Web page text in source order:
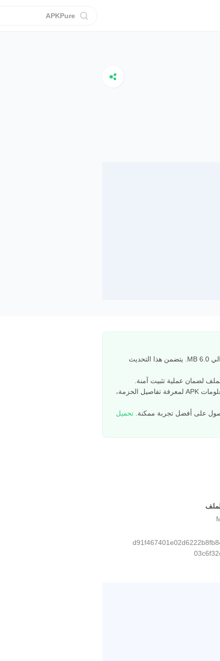
APKPure
أحاديث منتشرة لا تصح 1.1 تم إصداره بواسطة dorar net مؤسسة الدرر السنية في 27/07/2015، بحجم تنزيل يبلغ حوالي 6.0 MB. يتضمن هذا التحديث
تحقق من قسم سجل التغييرات أدناه لمعرفة تفاصيل التغييرات في الإصدار أحاديث منتشرة لا تصح 1.1، واطلع على معلومات APK لمعرفة تفاصيل الحزمة،
على أفضل تجربة ممكنة. تحميل